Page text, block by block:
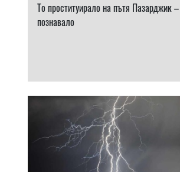
То проституирало на пътя Пазарджик
познавало